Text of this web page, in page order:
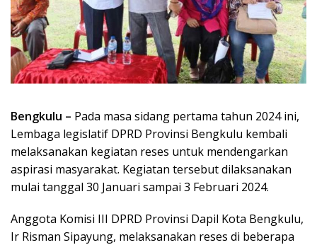
Bengkulu – Pada masa sidang pertama tahun 2024 ini,
Lembaga legislatif DPRD Provinsi Bengkulu kembali
melaksanakan kegiatan reses untuk mendengarkan
aspirasi masyarakat. Kegiatan tersebut dilaksanakan
mulai tanggal 30 Januari sampai 3 Februari 2024.
Anggota Komisi III DPRD Provinsi Dapil Kota Bengkulu,
Ir Risman Sipayung, melaksanakan reses di beberapa